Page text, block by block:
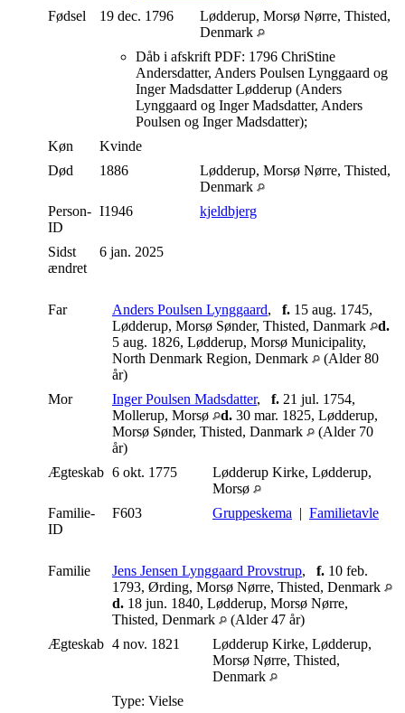
Fødsel
19 dec. 1796
Lødderup, Morsø Nørre, Thisted,
Denmark
Dåb i afskrift PDF: 1796 ChriStine
Andersdatter, Anders Poulsen Lynggaard og
Inger Madsdatter Lødderup (Anders
Lynggaard og Inger Madsdatter, Anders
Poulsen og Inger Madsdatter);
Køn
Kvinde
Død
1886
Lødderup, Morsø Nørre, Thisted,
Denmark
Person-
ID
I1946 kjeldbjerg
Sidst
ændret
6 jan. 2025
Far Anders Poulsen Lynggaard, f. 15 aug. 1745,
Lødderup, Morsø Sønder, Thisted, Danmark
d.
5 aug. 1826, Lødderup, Morsø Municipality,
North Denmark Region, Denmark
(Alder 80
år)
Mor
Inger Poulsen Madsdatter, f. 21 jul. 1754,
Mollerup, Morsø
d. 30 mar. 1825, Lødderup,
Morsø Sønder, Thisted, Danmark
(Alder 70
år)
Ægteskab 6 okt. 1775
Lødderup Kirke, Lødderup,
Morsø
Familie-
ID
F603 Gruppeskema | Familietavle
Familie Jens Jensen Lynggaard Provstrup, f. 10 feb.
1793, Ørding, Morsø Nørre, Thisted, Denmark
d. 18 jun. 1840, Lødderup, Morsø Nørre,
Thisted, Denmark
(Alder 47 år)
Ægteskab 4 nov. 1821
Lødderup Kirke, Lødderup,
Morsø Nørre, Thisted,
Denmark
Type: Vielse